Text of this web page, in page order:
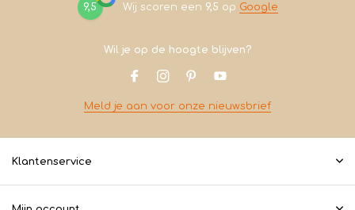
9,5 Wij scoren een 9,5 op Google
Wil je op de hoogte blijven?
Meld je aan voor onze nieuwsbrief
Klantenservice